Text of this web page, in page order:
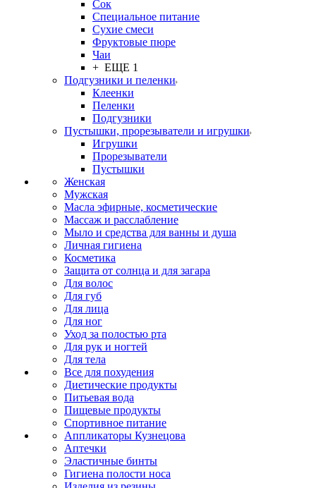
Сок
Специальное питание
Сухие смеси
Фруктовые пюре
Чаи
+ ЕЩЕ 1
Подгузники и пеленки
Клеенки
Пеленки
Подгузники
Пустышки, прорезыватели и игрушки
Игрушки
Прорезыватели
Пустышки
Женская
Мужская
Масла эфирные, косметические
Массаж и расслабление
Мыло и средства для ванны и душа
Личная гигиена
Косметика
Защита от солнца и для загара
Для волос
Для губ
Для лица
Для ног
Уход за полостью рта
Для рук и ногтей
Для тела
Все для похудения
Диетические продукты
Питьевая вода
Пищевые продукты
Спортивное питание
Аппликаторы Кузнецова
Аптечки
Эластичные бинты
Гигиена полости носа